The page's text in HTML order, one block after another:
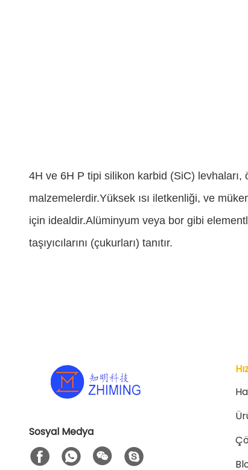
4H ve 6H P tipi silikon karbid (SiC)
malzemelerdir.Yüksek ısı iletkenliği, ve
için idealdir.Alüminyum veya bor gibi
taşıyıcılarını (çukurları) tanıtır.
Sosyal Medya